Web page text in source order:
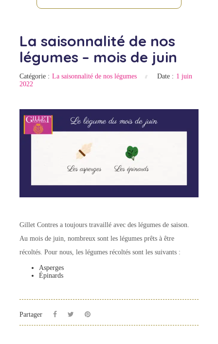
La saisonnalité de nos
légumes – mois de juin
Catégorie : La saisonnalité de nos légumes Date : 1 juin
2022
Gillet Contres a toujours travaillé avec des légumes de saison.
Au mois de juin, nombreux sont les légumes prêts à être
récoltés. Pour nous, les légumes récoltés sont les suivants :
Asperges
Épinards
Partager